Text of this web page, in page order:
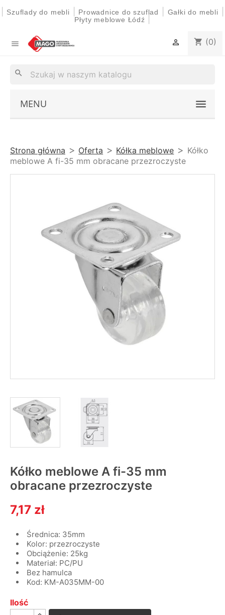
Szuflady do mebli Prowadnice do szuflad Gałki do mebli
Płyty meblowe Łódź
 shopping_cart (0)

search
MENU
Strona główna Oferta Kółka meblowe
Kółko
meblowe A fi-35 mm obracane przezroczyste
Kółko meblowe A fi-35 mm
obracane przezroczyste
7,17 zł
Średnica: 35mm
Kolor: przezroczyste
Obciążenie: 25kg
Materiał: PC/PU
Bez hamulca
Kod: KM-A035MM-00
Ilość